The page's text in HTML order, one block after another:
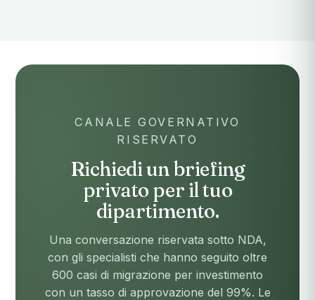
CANALE GOVERNATIVO
RISERVATO
Richiedi un briefing
privato per il tuo
dipartimento.
Una conversazione riservata sotto NDA,
con gli specialisti che hanno seguito oltre
600 casi di migrazione per investimento
con un tasso di approvazione del 99%. Le